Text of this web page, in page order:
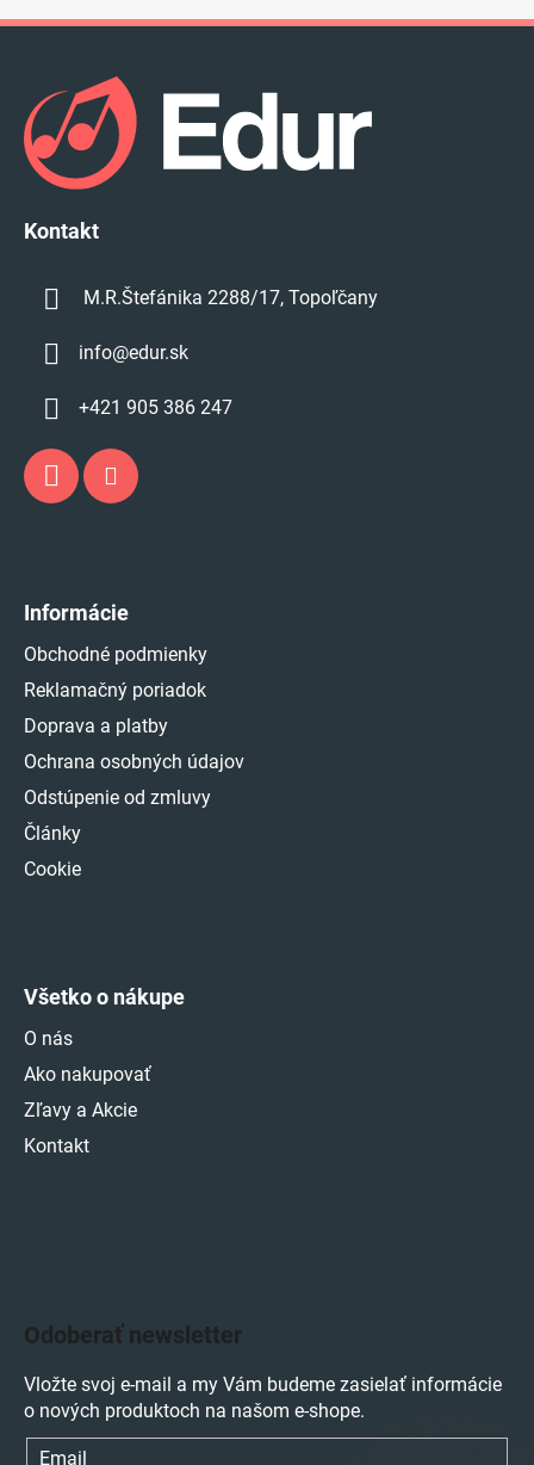
Kontakt
M.R.Štefánika 2288/17, Topoľčany
info@edur.sk
+421 905 386 247
Informácie
Obchodné podmienky
Reklamačný poriadok
Doprava a platby
Ochrana osobných údajov
Odstúpenie od zmluvy
Články
Cookie
Všetko o nákupe
O nás
Ako nakupovať
Zľavy a Akcie
Kontakt
Odoberať newsletter
Vložte svoj e-mail a my Vám budeme zasielať informácie
o nových produktoch na našom e-shope.
Email